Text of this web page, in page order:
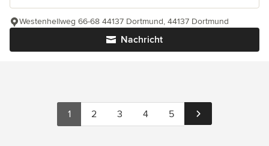
Nachricht
Westenhellweg 66-68 44137 Dortmund, 44137 Dortmund
1 2 3 4 5